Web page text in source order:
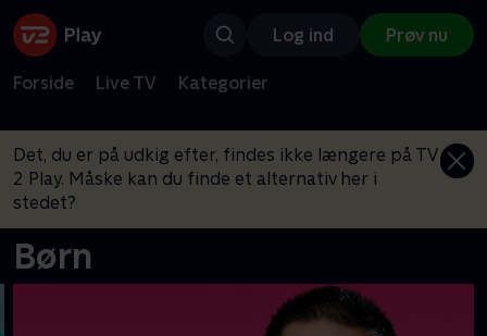
Log ind Prøv nu
Forside Live TV Kategorier
Det, du er på udkig efter, findes ikke længere på TV
2 Play. Måske kan du finde et alternativ her i
stedet?
Børn